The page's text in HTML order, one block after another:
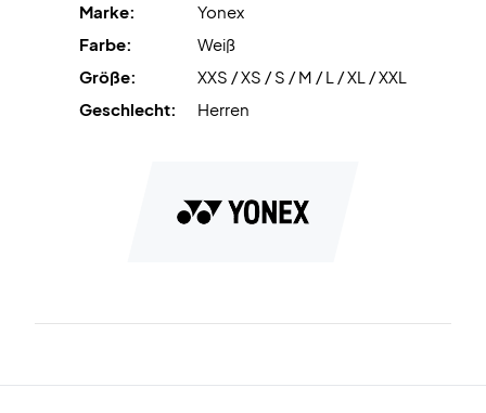
Marke:
Yonex
Farbe:
Weiß
Größe:
XXS / XS / S / M / L / XL / XXL
Geschlecht:
Herren